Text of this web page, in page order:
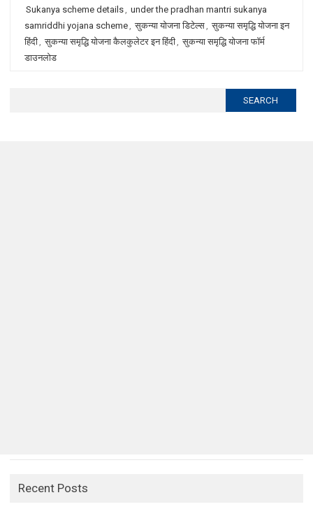
Sukanya scheme details, under the pradhan mantri sukanya
samriddhi yojana scheme, सुकन्या योजना डिटेल्स, सुकन्या समृद्धि योजना इन
हिंदी, सुकन्या समृद्धि योजना कैलकुलेटर इन हिंदी, सुकन्या समृद्धि योजना फॉर्म
डाउनलोड
Recent Posts